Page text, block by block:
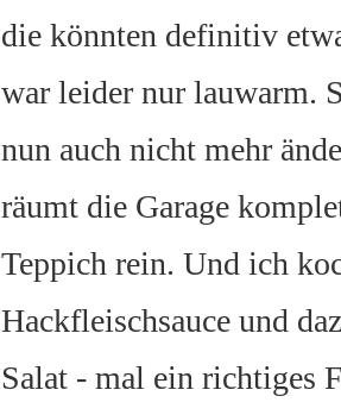
die könnten definitiv
war leider nur lauwarm.
nun auch nicht mehr
räumt die Garage
Teppich rein. Und ich
Hackfleischsauce und
Salat - mal ein richtiges